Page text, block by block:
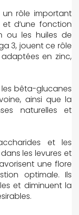
rôle important
d’une fonction
ou les huiles de
3, jouent ce rôle
en zinc,
bêta-glucanes
ainsi que la
naturelles et
et les
les levures et
une flore
optimale. Ils
et diminuent la